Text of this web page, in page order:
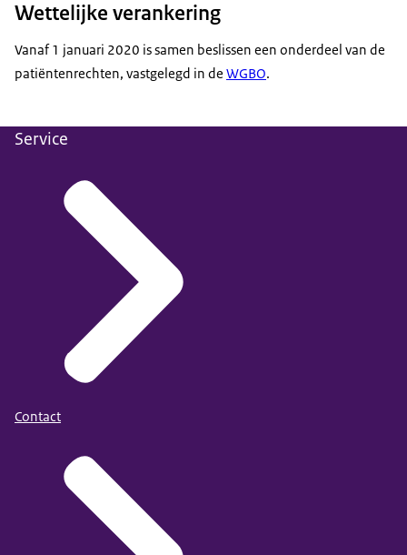
Wettelijke verankering
Vanaf 1 januari 2020 is samen beslissen een onderdeel van de
patiëntenrechten, vastgelegd in de WGBO.
Service
Contact